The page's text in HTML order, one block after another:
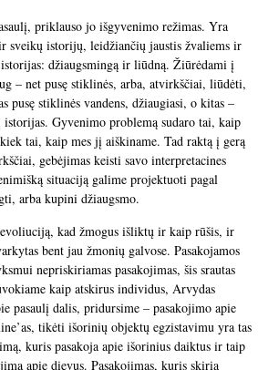
priklauso jo išgyvenimo režimas. Yra
sveikų istorijų, leidžiančių jaustis žvaliems ir
džiaugsmingą ir liūdną. Žiūrėdami į
– net pusę stiklinės, arba, atvirkščiai, liūdėti,
pusę stiklinės vandens, džiaugiasi, o kitas –
Gyvenimo problemą sudaro tai, kaip
tai, kaip mes jį aiškiname. Tad raktą į gerą
gebėjimas keisti savo interpretacines
situaciją galime projektuoti pagal
arba kupini džiaugsmo.
kad žmogus išliktų ir kaip rūšis, ir
bent jau žmonių galvose. Pasakojamos
nepriskiriamas pasakojimas, šis srautas
kaip atskirus individus, Arvydas
pasaulį dalis, pridursime – pasakojimo apie
tikėti išorinių objektų egzistavimu yra tas
kuris pasakoja apie išorinius daiktus ir taip
apie dievus. Pasakojimas, kuris skiria